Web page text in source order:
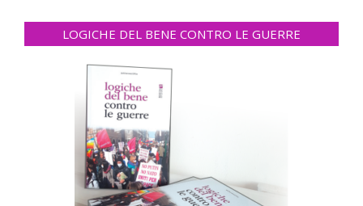
LOGICHE DEL BENE CONTRO LE GUERRE